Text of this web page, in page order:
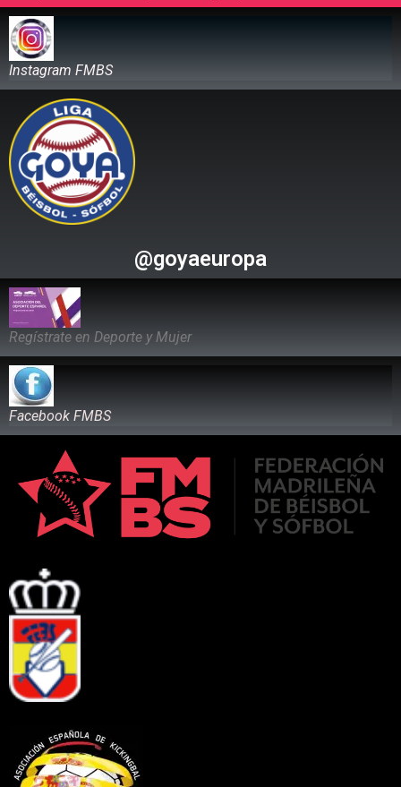
Instagram FMBS
@goyaeuropa
Regístrate en Deporte y Mujer
Facebook FMBS